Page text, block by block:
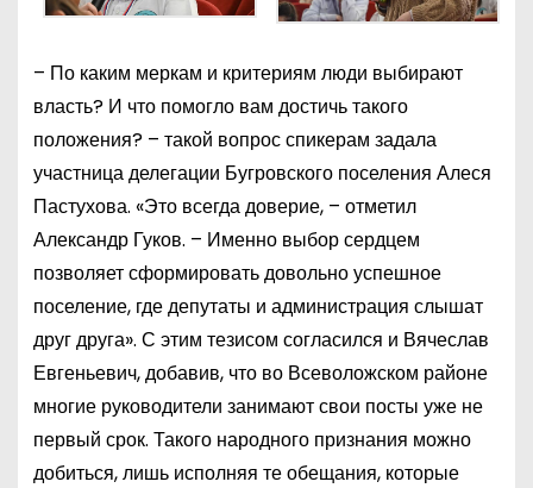
– По каким меркам и критериям люди выбирают
власть? И что помогло вам достичь такого
положения? – такой вопрос спикерам задала
участница делегации Бугровского поселения Алеся
Пастухова. «Это всегда доверие, – отметил
Александр Гуков. – Именно выбор сердцем
позволяет сформировать довольно успешное
поселение, где депутаты и администрация слышат
друг друга». С этим тезисом согласился и Вячеслав
Евгеньевич, добавив, что во Всеволожском районе
многие руководители занимают свои посты уже не
первый срок. Такого народного признания можно
добиться, лишь исполняя те обещания, которые